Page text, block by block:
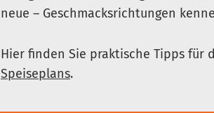
neue – Geschmacksrichtungen
Hier finden Sie praktische Tipps für
Speiseplans.